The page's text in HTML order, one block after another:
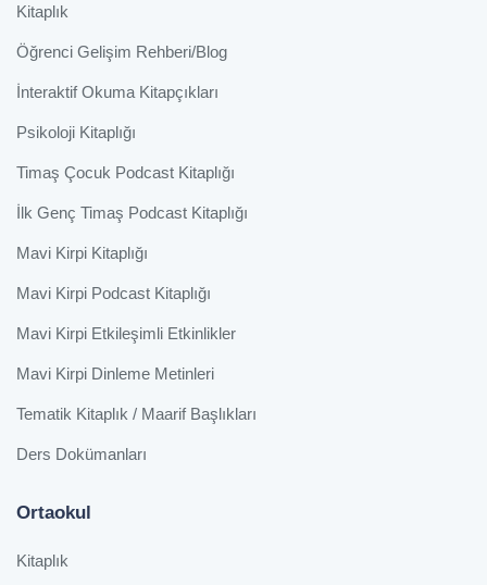
Kitaplık
Öğrenci Gelişim Rehberi/Blog
İnteraktif Okuma Kitapçıkları
Psikoloji Kitaplığı
Timaş Çocuk Podcast Kitaplığı
İlk Genç Timaş Podcast Kitaplığı
Mavi Kirpi Kitaplığı
Mavi Kirpi Podcast Kitaplığı
Mavi Kirpi Etkileşimli Etkinlikler
Mavi Kirpi Dinleme Metinleri
Tematik Kitaplık / Maarif Başlıkları
Ders Dokümanları
Ortaokul
Kitaplık